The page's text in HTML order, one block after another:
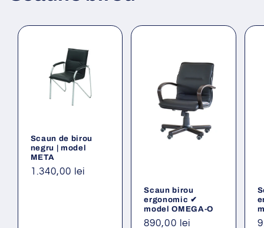
Scaun de birou
negru | model
META
Preț
1.340,00 lei
Scaun birou
ergonomic ✔
model OMEGA-O
Preț
890,00 lei